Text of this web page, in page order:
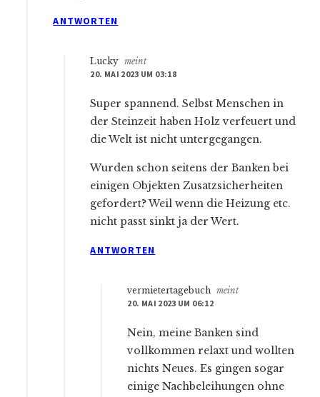
ANTWORTEN
Lucky meint
20. MAI 2023 UM 03:18
Super spannend. Selbst Menschen in
der Steinzeit haben Holz verfeuert und
die Welt ist nicht untergegangen.
Wurden schon seitens der Banken bei
einigen Objekten Zusatzsicherheiten
gefordert? Weil wenn die Heizung etc.
nicht passt sinkt ja der Wert.
ANTWORTEN
vermietertagebuch meint
20. MAI 2023 UM 06:12
Nein, meine Banken sind
vollkommen relaxt und wollten
nichts Neues. Es gingen sogar
einige Nachbeleihungen ohne